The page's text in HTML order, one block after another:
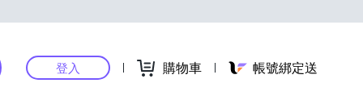
登入 購物車 帳號綁定送